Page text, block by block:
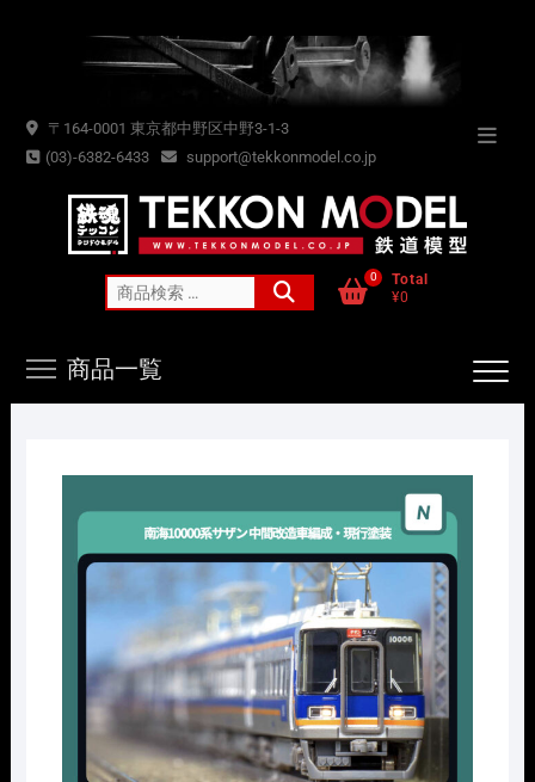
〒164-0001 東京都中野区中野3-1-3
(03)-6382-6433
support@tekkonmodel.co.jp
索
0
Total
¥0
商品一覧